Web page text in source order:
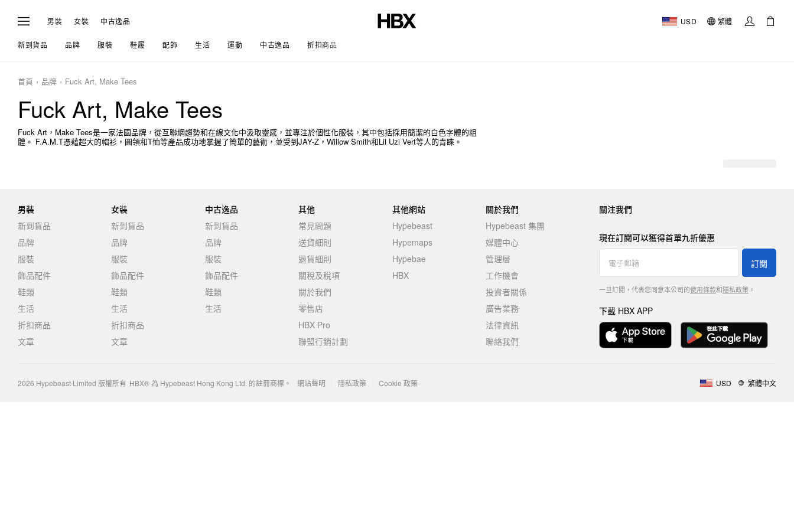
男裝 女裝 中古逸品 USD 繁體
新到貨品 品牌 服裝 鞋履 配飾 生活 運動 中古逸品 折扣商品
首頁 品牌 Fuck Art, Make Tees
Fuck Art, Make Tees
Fuck Art，Make Tees是一家法國品牌，從互聯網趨勢和在線文化中汲取靈感，並專注於個性化服裝，其中包括採用簡潔的白色字體的粗
體。 F.A.M.T憑藉超大的帽衫，圓領和T恤等產品成功地掌握了簡單的藝術，並受到JAY-Z，Willow Smith和Lil Uzi Vert等人的青睞。
男裝
新到貨品
品牌
服裝
飾品配件
鞋類
生活
折扣商品
文章
女裝
新到貨品
品牌
服裝
飾品配件
鞋類
生活
折扣商品
文章
中古逸品
新到貨品
品牌
服裝
飾品配件
鞋類
生活
其他
常見問題
送貨細則
退貨細則
關稅及稅項
關於我們
零售店
HBX Pro
聯盟行銷計劃
其他網站
Hypebeast
Hypemaps
Hypebae
HBX
關於我們
Hypebeast 集團
媒體中心
管理層
工作機會
投資者關係
廣告業務
法律資訊
聯絡我們
關注我們
現在訂閱可以獲得首單九折優惠
訂閱
一旦訂閱，代表您同意本公司的使用條款和隱私政策。
下載 HBX APP
2026 Hypebeast Limited 版權所有 HBX® 為 Hypebeast Hong Kong Ltd. 的註冊商標。 網站聲明 隱私政策 Cookie 政策 USD 繁體中文